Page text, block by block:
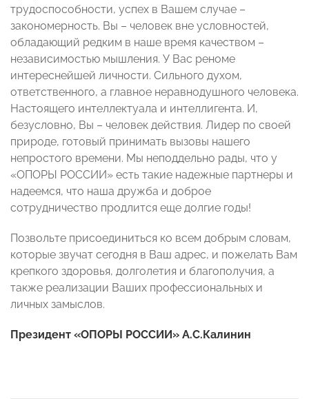
трудоспособности, успех в Вашем случае –
закономерность. Вы – человек вне условностей,
обладающий редким в наше время качеством –
независимостью мышления. У Вас реноме
интереснейшей личности. Сильного духом,
ответственного, а главное неравнодушного человека.
Настоящего интеллектуала и интеллигента. И,
безусловно, Вы – человек действия. Лидер по своей
природе, готовый принимать вызовы нашего
непростого времени. Мы неподдельно рады, что у
«ОПОРЫ РОССИИ» есть такие надежные партнеры и
надеемся, что наша дружба и доброе
сотрудничество продлится еще долгие годы!
Позвольте присоединиться ко всем добрым словам,
которые звучат сегодня в Ваш адрес, и пожелать Вам
крепкого здоровья, долголетия и благополучия, а
также реализации Ваших профессиональных и
личных замыслов.
Президент «ОПОРЫ РОССИИ» А.С.Калинин